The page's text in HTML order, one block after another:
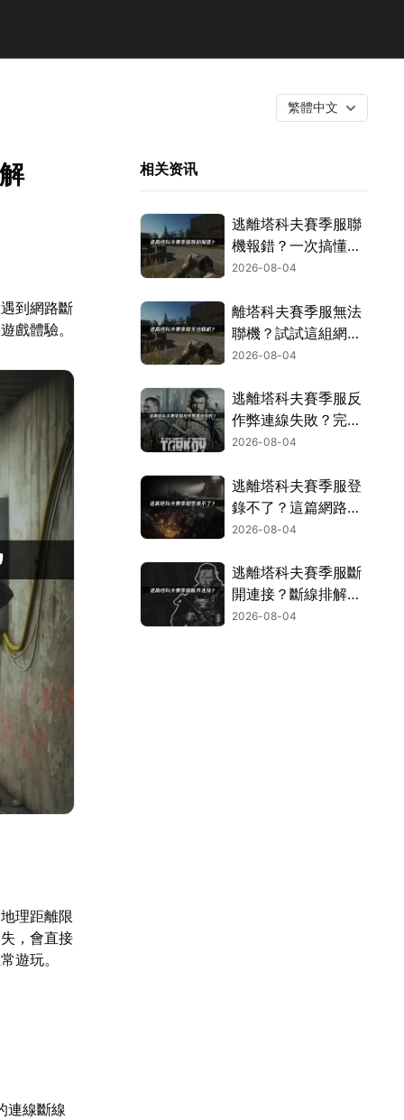
繁體中文
到網路斷
戲體驗。
理距離限
，會直接
遊玩。
連線斷線
相关资讯
逃離塔科夫賽季服聯
機報錯？一次搞懂網
路調校祕訣！
2026-08-04
離塔科夫賽季服無法
聯機？試試這組網路
優化解方！
2026-08-04
逃離塔科夫賽季服反
作弊連線失敗？完整
解決指南！
2026-08-04
逃離塔科夫賽季服登
錄不了？這篇網路優
化指南幫你搞定！
2026-08-04
逃離塔科夫賽季服斷
開連接？斷線排解與
網路優化全攻略！
2026-08-04